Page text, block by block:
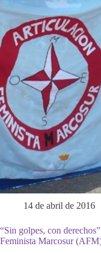
14 de abril de 2016
“Sin golpes, con
Feminista Marcosur